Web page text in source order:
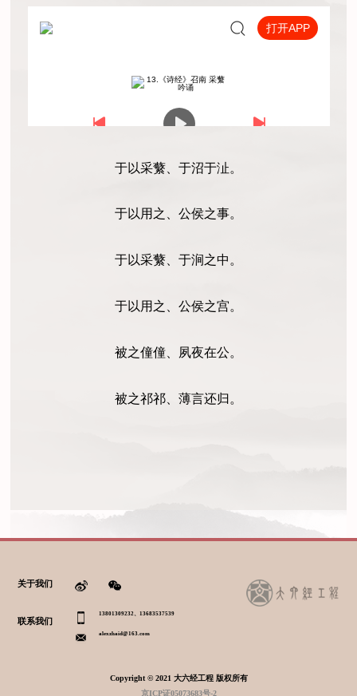
于以采蘩、于沼于沚。
于以用之、公侯之事。
于以采蘩、于涧之中。
于以用之、公侯之宫。
被之僮僮、夙夜在公。
被之祁祁、薄言还归。
关于我们
联系我们
13801309232、13683537539
alexzhaid@163.com
Copyright © 2021 大六经工程 版权所有
京ICP证05073683号-2